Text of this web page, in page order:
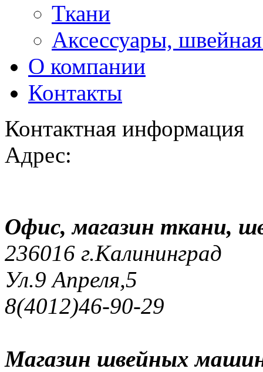
Ткани
Аксессуары,
О компании
Контакты
Контактная информация
Адрес:
Офис, магазин ткани,
236016 г.Калининград
Ул.9 Апреля,5
8(4012)46-90-29
Магазин швейных